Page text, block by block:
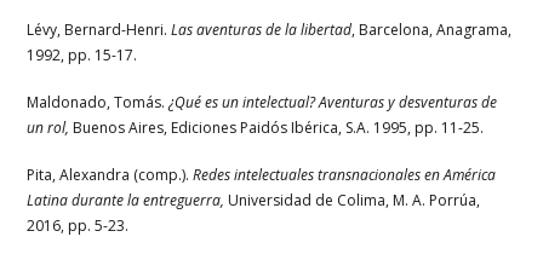
Lévy, Bernard-Henri.Las aventuras de la libertad, Barcelona, Anagrama,
1992, pp. 15-17.
Maldonado, Tomás.¿Qué es un intelectual? Aventuras y desventuras de
un rol, Buenos Aires, Ediciones Paidós Ibérica, S.A. 1995, pp. 11-25.
Pita, Alexandra (comp.).Redes intelectuales transnacionales en América
Latina durante la entreguerra, Universidad de Colima, M. A. Porrúa,
2016, pp. 5-23.